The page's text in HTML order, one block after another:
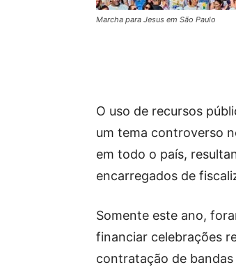
Marcha para Jesus em São Paulo
O uso de recursos
um tema controverso
em todo o país,
encarregados de
Somente este ano,
financiar celebrações
contratação de bandas